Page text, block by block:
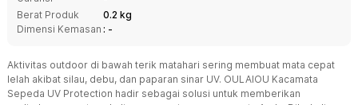
Berat Produk
0.2 kg
Dimensi Kemasan : -
Aktivitas outdoor di bawah terik matahari sering membuat mata cepat
lelah akibat silau, debu, dan paparan sinar UV. OULAIOU Kacamata
Sepeda UV Protection hadir sebagai solusi untuk memberikan